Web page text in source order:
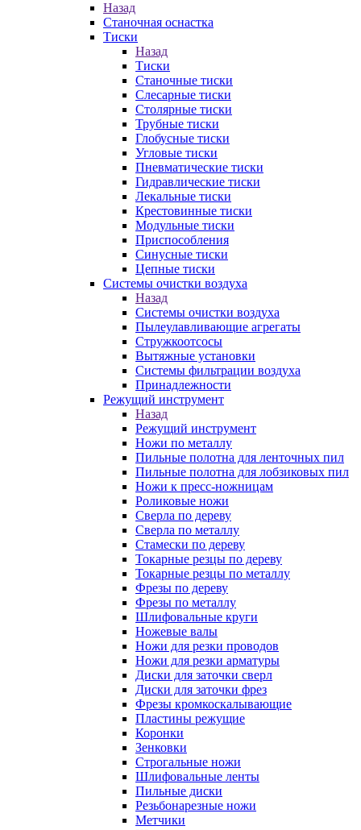
Назад
Станочная оснастка
Тиски
Назад
Тиски
Станочные тиски
Слесарные тиски
Столярные тиски
Трубные тиски
Глобусные тиски
Угловые тиски
Пневматические тиски
Гидравлические тиски
Лекальные тиски
Крестовинные тиски
Модульные тиски
Приспособления
Синусные тиски
Цепные тиски
Системы очистки воздуха
Назад
Системы очистки воздуха
Пылеулавливающие агрегаты
Стружкоотсосы
Вытяжные установки
Системы фильтрации воздуха
Принадлежности
Режущий инструмент
Назад
Режущий инструмент
Ножи по металлу
Пильные полотна для ленточных пил
Пильные полотна для лобзиковых пил
Ножи к пресс-ножницам
Роликовые ножи
Сверла по дереву
Сверла по металлу
Стамески по дереву
Токарные резцы по дереву
Токарные резцы по металлу
Фрезы по дереву
Фрезы по металлу
Шлифовальные круги
Ножевые валы
Ножи для резки проводов
Ножи для резки арматуры
Диски для заточки сверл
Диски для заточки фрез
Фрезы кромкоскалывающие
Пластины режущие
Коронки
Зенковки
Строгальные ножи
Шлифовальные ленты
Пильные диски
Резьбонарезные ножи
Метчики